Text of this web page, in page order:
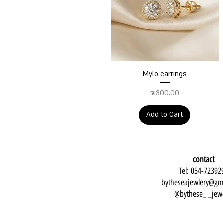
Quick View
Mylo earrings
Price
₪300.00
Add to Cart
contact
Tel: 054-
bythese_